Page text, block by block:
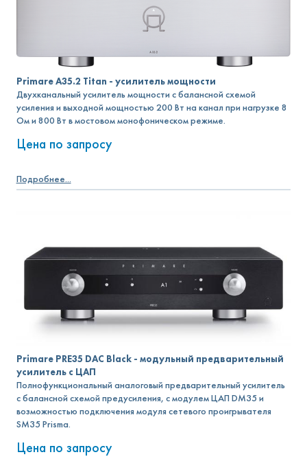
Primare A35.2 Titan - усилитель мощности
Двухканальный усилитель мощности с балансной схемой
усиления и выходной мощностью 200 Вт на канал при нагрузке 8
Ом и 800 Вт в мостовом монофоническом режиме.
Цена по запросу
Подробнее...
Primare PRE35 DAC Black - модульный предварительный
усилитель с ЦАП
Полнофункциональный аналоговый предварительный усилитель
с балансной схемой предусиления, с модулем ЦАП DM35 и
возможностью подключения модуля сетевого проигрывателя
SM35 Prisma.
Цена по запросу